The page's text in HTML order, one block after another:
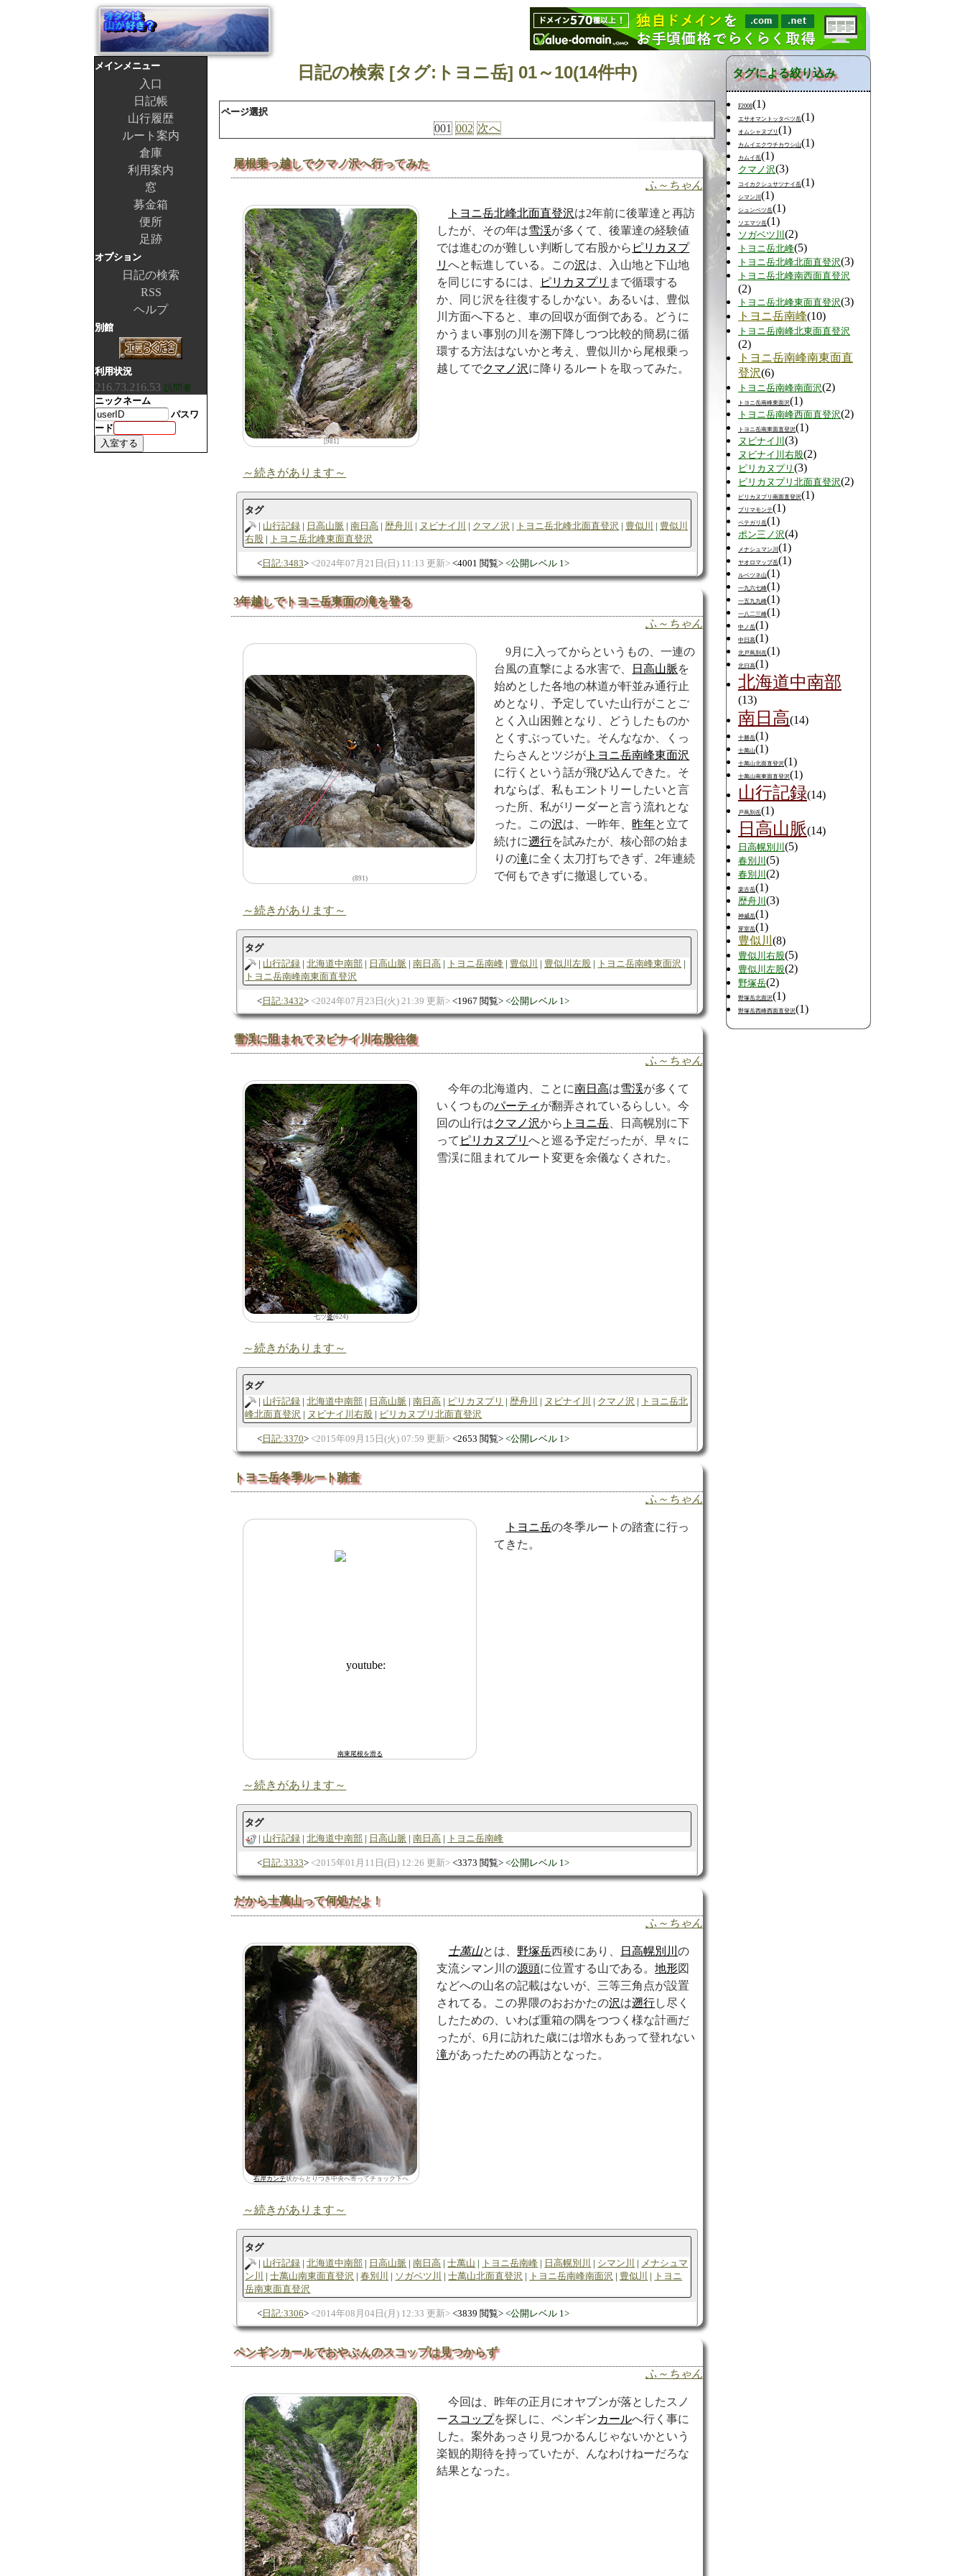
日記の検索 [タグ:トヨニ岳] 01～10(14件中)
ページ選択
001 002 次へ
尾根乗っ越しでクマノ沢へ行ってみた
ふ～ちゃん
[981]
トヨニ岳北峰北面直登沢は2年前に後輩達と再訪
したが、その年は雪渓が多くて、後輩達の経験値
では進むのが難しい判断して右股から ピリカヌプ
リへと転進している。この沢は、入山地と下山地
を同じにするには、
ピリカヌプリ まで循環する
か、同じ沢を往復するしかない。あるいは、豊似
川方面へ下ると、車の回収が面倒である。どうに
かうまい事別の川を溯下降しつつ比較的簡易に循
環する方法はないかと考え、豊似川から尾根乗っ
越してでクマノ沢に降りるルートを取ってみた。
～続きがあります～
タグ
山行記録
日高山脈 南日高 歴舟川 ヌビナイ川 クマノ沢 トヨニ岳北峰北面直登沢 豊似川
豊似川
右股
トヨニ岳北峰東面直登沢
日記:3483 2024年07月21日(日) 11:13 更新 4001 閲覧 公開レベル 1
3年越しでトヨニ岳東面の滝を登る
ふ～ちゃん
(891)
9月に入ってからというもの、一連の
台風の直撃による水害で、
日高山脈を
始めとした各地の林道が軒並み通行止
めとなり、予定していた山行がことご
とく入山困難となり、どうしたものか
とくすぶっていた。そんななか、くっ
たらさんとツジが トヨニ岳南峰東面沢
に行くという話が飛び込んできた。そ
れならば、私もエントリーしたいと言
った所、私がリーダーと言う流れとな
った。この沢は、一昨年、 昨年と立て
続けに遡行を試みたが、核心部の始ま
りの滝に全く太刀打ちできず、2年連続
で何もできずに撤退している。
～続きがあります～
タグ
山行記録
北海道中南部 日高山脈 南日高 トヨニ岳南峰 豊似川 豊似川左股
トヨニ岳南峰東面沢
トヨニ岳南峰南東面直登沢
日記:3432 2024年07月23日(火) 21:39 更新 1967 閲覧 公開レベル 1
雪渓に阻まれてヌビナイ川右股往復
ふ～ちゃん
七ツ釜(624)
今年の北海道内、ことに南日高は雪渓が多くて
いくつものパーティ が翻弄されているらしい。今
回の山行はクマノ沢から トヨニ岳、日高幌別に下
って ピリカヌプリへと巡る予定だったが、早々に
雪渓に阻まれてルート変更を余儀なくされた。
～続きがあります～
タグ
山行記録
北海道中南部 日高山脈 南日高 ピリカヌプリ 歴舟川 ヌビナイ川 クマノ沢
トヨニ岳北
峰北面直登沢
ヌビナイ川右股 ピリカヌプリ北面直登沢
日記:3370 2015年09月15日(火) 07:59 更新 2653 閲覧 公開レベル 1
トヨニ岳冬季ルート踏査
ふ～ちゃん
南東尾根を滑る
トヨニ岳の冬季ルートの踏査に行っ
てきた。
～続きがあります～
タグ
山行記録
北海道中南部 日高山脈 南日高 トヨニ岳南峰
日記:3333 2015年01月11日(日) 12:26 更新 3373 閲覧 公開レベル 1
だから士萬山って何処だよ！
ふ～ちゃん
右岸カンテ状からとりつき中央へ寄ってチョック下へ
士萬山とは、 野塚岳西稜にあり、 日高幌別川の
支流シマン川の源頭に位置する山である。地形図
などへの山名の記載はないが、三等三角点が設置
されてる。この界隈のおおかたの沢は遡行し尽く
したための、いわば重箱の隅をつつく様な計画だ
ったが、6月に訪れた歳には増水もあって登れない
滝があったための再訪となった。
～続きがあります～
タグ
山行記録
北海道中南部 日高山脈 南日高 士萬山 トヨニ岳南峰 日高幌別川 シマン川
メナシュマ
ン川
士萬山南東面直登沢 春別川 ソガベツ川 士萬山北面直登沢 トヨニ岳南峰南面沢 豊似川
トヨニ
岳南東面直登沢
日記:3306 2014年08月04日(月) 12:33 更新 3839 閲覧 公開レベル 1
ペンギンカールでおやぶんのスコップは見つからず
ふ～ちゃん
今回は、昨年の正月にオヤブンが落としたスノ
ースコップを探しに、ペンギンカールへ行く事に
した。案外あっさり見つかるんじゃないかという
楽観的期待を持っていたが、んなわけねーだろな
結果となった。
タグによる絞り込み
F2008(1)
エサオマントッタベツ岳(1)
オムシャヌプリ (1)
カムイエクウチカウシ山(1)
カムイ岳(1)
クマノ沢(3)
コイカクシュサツナイ岳(1)
シマン川 (1)
シュンベツ岳(1)
ソエマツ岳(1)
ソガベツ川 (2)
トヨニ岳北峰(5)
トヨニ岳北峰北面直登沢(3)
トヨニ岳北峰南西面直登沢
(2)
トヨニ岳北峰東面直登沢(3)
トヨニ岳南峰(10)
トヨニ岳南峰北東面直登沢
(2)
トヨニ岳南峰南東面直
登沢(6)
トヨニ岳南峰南面沢(2)
トヨニ岳南峰東面沢(1)
トヨニ岳南峰西面直登沢(2)
トヨニ岳南東面直登沢(1)
ヌビナイ川 (3)
ヌビナイ川右股(2)
ピリカヌプリ (3)
ピリカヌプリ北面直登沢(2)
ピリカヌプリ南面直登沢(1)
プリマモンテ(1)
ペテガリ岳(1)
ポン三ノ沢(4)
メナシュマン川 (1)
ヤオロマップ岳(1)
ルベツネ山(1)
一九六七峰(1)
一五九九峰(1)
一八二三峰(1)
中ノ岳(1)
中日高(1)
北戸蔦別岳(1)
北日高(1)
北海道中南部
(13)
南日高(14)
十勝岳(1)
士萬山(1)
士萬山北面直登沢(1)
士萬山南東面直登沢(1)
山行記録(14)
戸蔦別岳(1)
日高山脈(14)
日高幌別川 (5)
春別川 (5)
春別川 (2)
楽古岳(1)
歴舟川 (3)
神威岳(1)
芽室岳(1)
豊似川 (8)
豊似川右股(5)
豊似川左股(2)
野塚岳(2)
野塚岳北面沢(1)
野塚岳西峰西面直登沢(1)
メインメニュー
入口
日記帳
山行履歴
ルート案内
倉庫
利用案内
窓
募金箱
便所
足跡
オプション
日記の検索
RSS
ヘルプ
別館
利用状況
216.73.216.53 訪問者
ニックネーム
パスワ
ード